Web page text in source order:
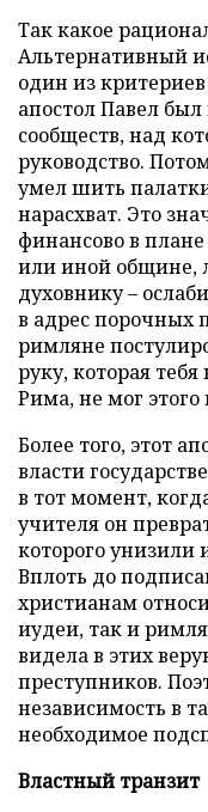
Так какое
Альтернативный
один из
апостол Павел
сообществ, над
руководство.
умел шить
нарасхват. Это
финансово в
или иной общине,
духовнику –
в адрес порочных
римляне
руку, которая
Рима, не мог этого
Более того, этот
власти
в тот момент,
учителя он
которого унизили
Вплоть до
христианам
иудеи, так и
видела в этих
преступников.
независимость в
необходимое
Властный транзит